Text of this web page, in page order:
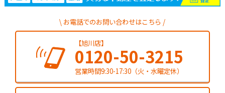
お電話でのお問い合わせはこちら
【旭川店】
0120-50-3215
営業時間9:30-17:30（火・水曜定休）